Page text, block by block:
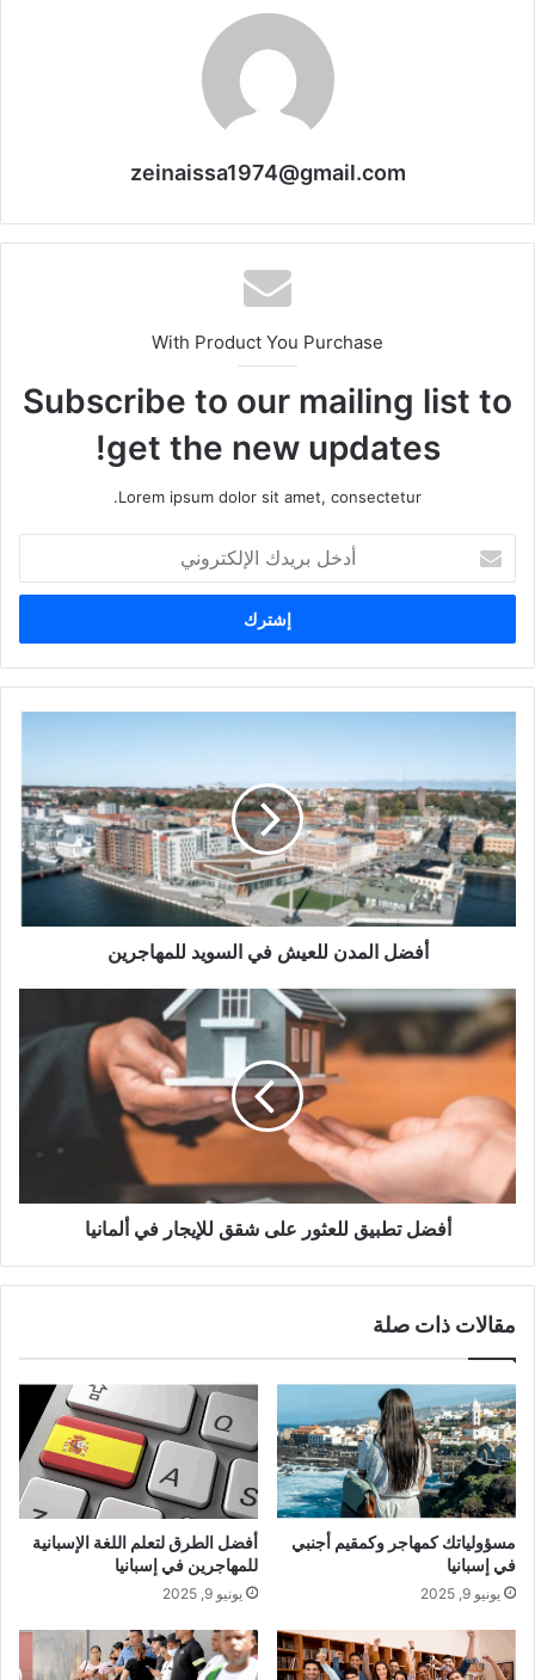
zeinaissa1974@gmail.com
With Product You Purchase
Subscribe to our mailing list to
get the new updates!
Lorem ipsum dolor sit amet, consectetur.
بريدك
الإلكتروني
في
السويد
للمهاجرين
أفضل المدن للعيش في السويد للمهاجرين
أفضل
تطبيق
للعثور
شقق
للإيجار
في
ألمانيا
أفضل تطبيق للعثور على شقق للإيجار في ألمانيا
مقالات ذات صلة
مسؤولياتك كمهاجر وكمقيم أجنبي
في إسبانيا
يونيو 9, 2025
أفضل الطرق لتعلم اللغة الإسبانية
للمهاجرين في إسبانيا
يونيو 9, 2025